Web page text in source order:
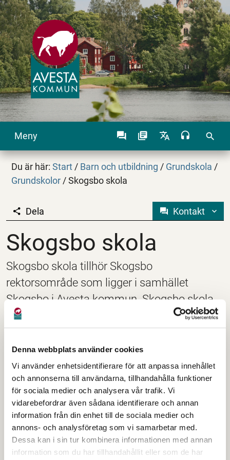
Denna webbplats använder cookies
Vi använder enhetsidentifierare för att anpassa innehållet
och annonserna till användarna, tillhandahålla funktioner
för sociala medier och analysera vår trafik. Vi
vidarebefordrar även sådana identifierare och annan
information från din enhet till de sociala medier och
annons- och analysföretag som vi samarbetar med.
Dessa kan i sin tur kombinera informationen med annan
information som du har tillhandahållit eller som de har
Meny search
Du är här:Start / Barn och utbildning / Grundskola /
Grundskolor /Skogsbo skola
Skogsbo skola
Dela Kontakt
Skogsbo skola
Skogsbo skola tillhör Skogsbo
rektorsområde som ligger i samhället
Skogsbo i Avesta kommun. Skogsbo skola
är en åk F-6 skola, med cirka 500 elever.
Kontaktuppgifter
Besöks- och postadress:
Skogsbovägen 2
774 60 Avesta
Expedition telefon:
0226-64 52 42